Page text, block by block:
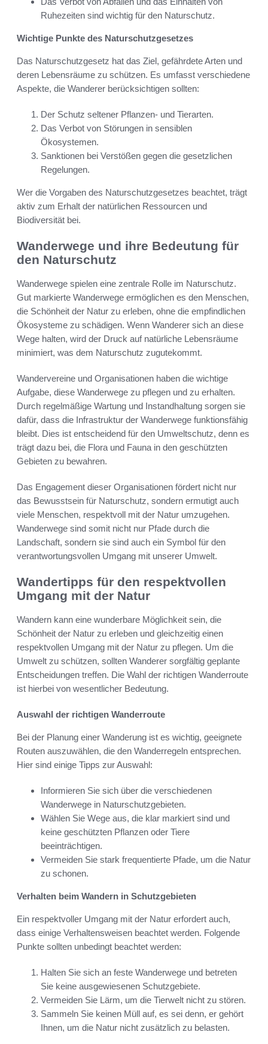
Ruhezeiten sind wichtig für den Naturschutz.
Wichtige Punkte des Naturschutzgesetzes
Das Naturschutzgesetz hat das Ziel, gefährdete Arten und
deren Lebensräume zu schützen. Es umfasst verschiedene
Aspekte, die Wanderer berücksichtigen sollten:
Der Schutz seltener Pflanzen- und Tierarten.
Das Verbot von Störungen in sensiblen
Ökosystemen.
Sanktionen bei Verstößen gegen die gesetzlichen
Regelungen.
Wer die Vorgaben des Naturschutzgesetzes beachtet, trägt
aktiv zum Erhalt der natürlichen Ressourcen und
Biodiversität bei.
Wanderwege und ihre Bedeutung für
den Naturschutz
Wanderwege spielen eine zentrale Rolle im Naturschutz.
Gut markierte Wanderwege ermöglichen es den Menschen,
die Schönheit der Natur zu erleben, ohne die empfindlichen
Ökosysteme zu schädigen. Wenn Wanderer sich an diese
Wege halten, wird der Druck auf natürliche Lebensräume
minimiert, was dem Naturschutz zugutekommt.
Wandervereine und Organisationen haben die wichtige
Aufgabe, diese Wanderwege zu pflegen und zu erhalten.
Durch regelmäßige Wartung und Instandhaltung sorgen sie
dafür, dass die Infrastruktur der Wanderwege funktionsfähig
bleibt. Dies ist entscheidend für den Umweltschutz, denn es
trägt dazu bei, die Flora und Fauna in den geschützten
Gebieten zu bewahren.
Das Engagement dieser Organisationen fördert nicht nur
das Bewusstsein für Naturschutz, sondern ermutigt auch
viele Menschen, respektvoll mit der Natur umzugehen.
Wanderwege sind somit nicht nur Pfade durch die
Landschaft, sondern sie sind auch ein Symbol für den
verantwortungsvollen Umgang mit unserer Umwelt.
Wandertipps für den respektvollen
Umgang mit der Natur
Wandern kann eine wunderbare Möglichkeit sein, die
Schönheit der Natur zu erleben und gleichzeitig einen
respektvollen Umgang mit der Natur zu pflegen. Um die
Umwelt zu schützen, sollten Wanderer sorgfältig geplante
Entscheidungen treffen. Die Wahl der richtigen Wanderroute
ist hierbei von wesentlicher Bedeutung.
Auswahl der richtigen Wanderroute
Bei der Planung einer Wanderung ist es wichtig, geeignete
Routen auszuwählen, die den Wanderregeln entsprechen.
Hier sind einige Tipps zur Auswahl:
Informieren Sie sich über die verschiedenen
Wanderwege in Naturschutzgebieten.
Wählen Sie Wege aus, die klar markiert sind und
keine geschützten Pflanzen oder Tiere
beeinträchtigen.
Vermeiden Sie stark frequentierte Pfade, um die Natur
zu schonen.
Verhalten beim Wandern in Schutzgebieten
Ein respektvoller Umgang mit der Natur erfordert auch,
dass einige Verhaltensweisen beachtet werden. Folgende
Punkte sollten unbedingt beachtet werden:
Halten Sie sich an feste Wanderwege und betreten
Sie keine ausgewiesenen Schutzgebiete.
Vermeiden Sie Lärm, um die Tierwelt nicht zu stören.
Sammeln Sie keinen Müll auf, es sei denn, er gehört
Ihnen, um die Natur nicht zusätzlich zu belasten.